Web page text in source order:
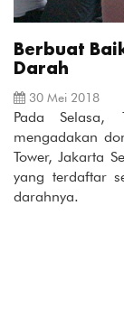
Berbuat
Darah
30 Mei 2018
Pada
mengadakan
Tower, Jakarta
yang terdaftar
darahnya.